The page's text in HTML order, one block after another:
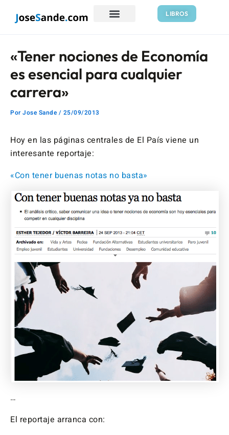
LIBROS
«Tener nociones de Economía
es esencial para cualquier
carrera»
Por Jose Sande / 25/09/2013
Hoy en las páginas centrales de El País viene un
interesante reportaje:
«Con tener buenas notas no basta»
…
El reportaje arranca con:
de